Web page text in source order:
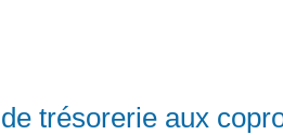
trésorerie aux